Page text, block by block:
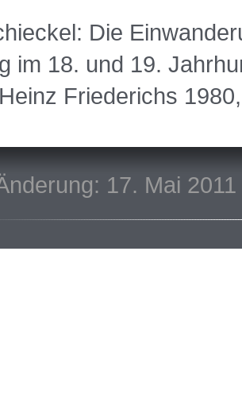
Die
im 18. und 19.
Friederichs
17. Mai